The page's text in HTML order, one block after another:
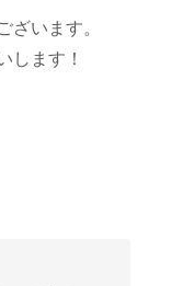
ざいます。
します！